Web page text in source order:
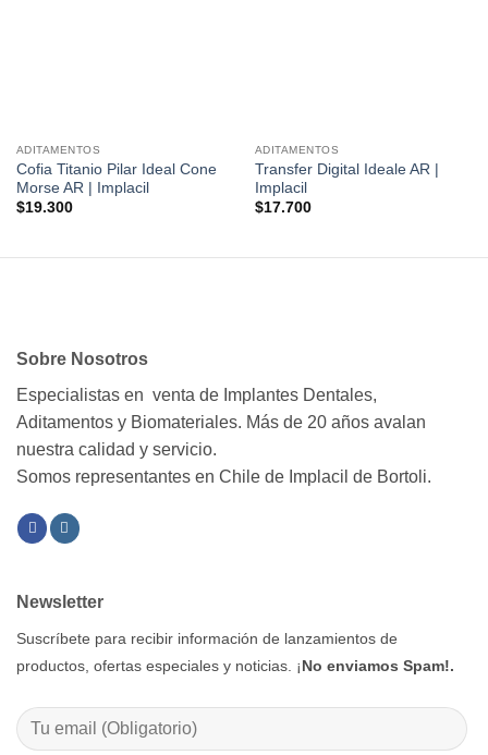
ADITAMENTOS
Cofia Titanio Pilar Ideal Cone
Morse AR | Implacil
$19.300
ADITAMENTOS
Transfer Digital Ideale AR |
Implacil
$17.700
Sobre Nosotros
Especialistas en venta de Implantes Dentales,
Aditamentos y Biomateriales. Más de 20 años avalan
nuestra calidad y servicio.
Somos representantes en Chile de Implacil de Bortoli.
Newsletter
Suscríbete para recibir información de lanzamientos de
productos, ofertas especiales y noticias. ¡No enviamos Spam!.